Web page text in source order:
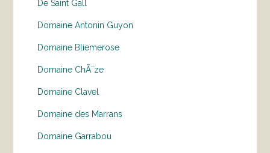
De Saint Gall
Domaine Antonin Guyon
Domaine Bliemerose
Domaine ChÃ¨ze
Domaine Clavel
Domaine des Marrans
Domaine Garrabou